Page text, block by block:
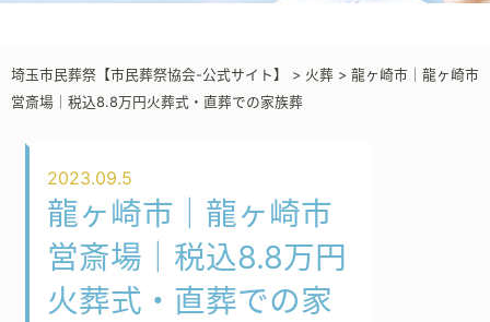
埼玉市民葬祭【市民葬祭協会-公式サイト】 > 火葬 > 龍ヶ崎市｜龍ヶ崎市
営斎場｜税込8.8万円火葬式・直葬での家族葬
2023.09.5
龍ヶ崎市｜龍ヶ崎市
営斎場｜税込8.8万円
火葬式・直葬での家